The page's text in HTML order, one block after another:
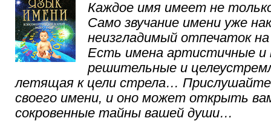
Каждое имя имеет не
Само звучание имени уже
неизгладимый отпечаток
Есть имена артистичные и
решительные и
летящая к цели стрела…
своего имени, и оно может открыть
сокровенные тайны вашей души…